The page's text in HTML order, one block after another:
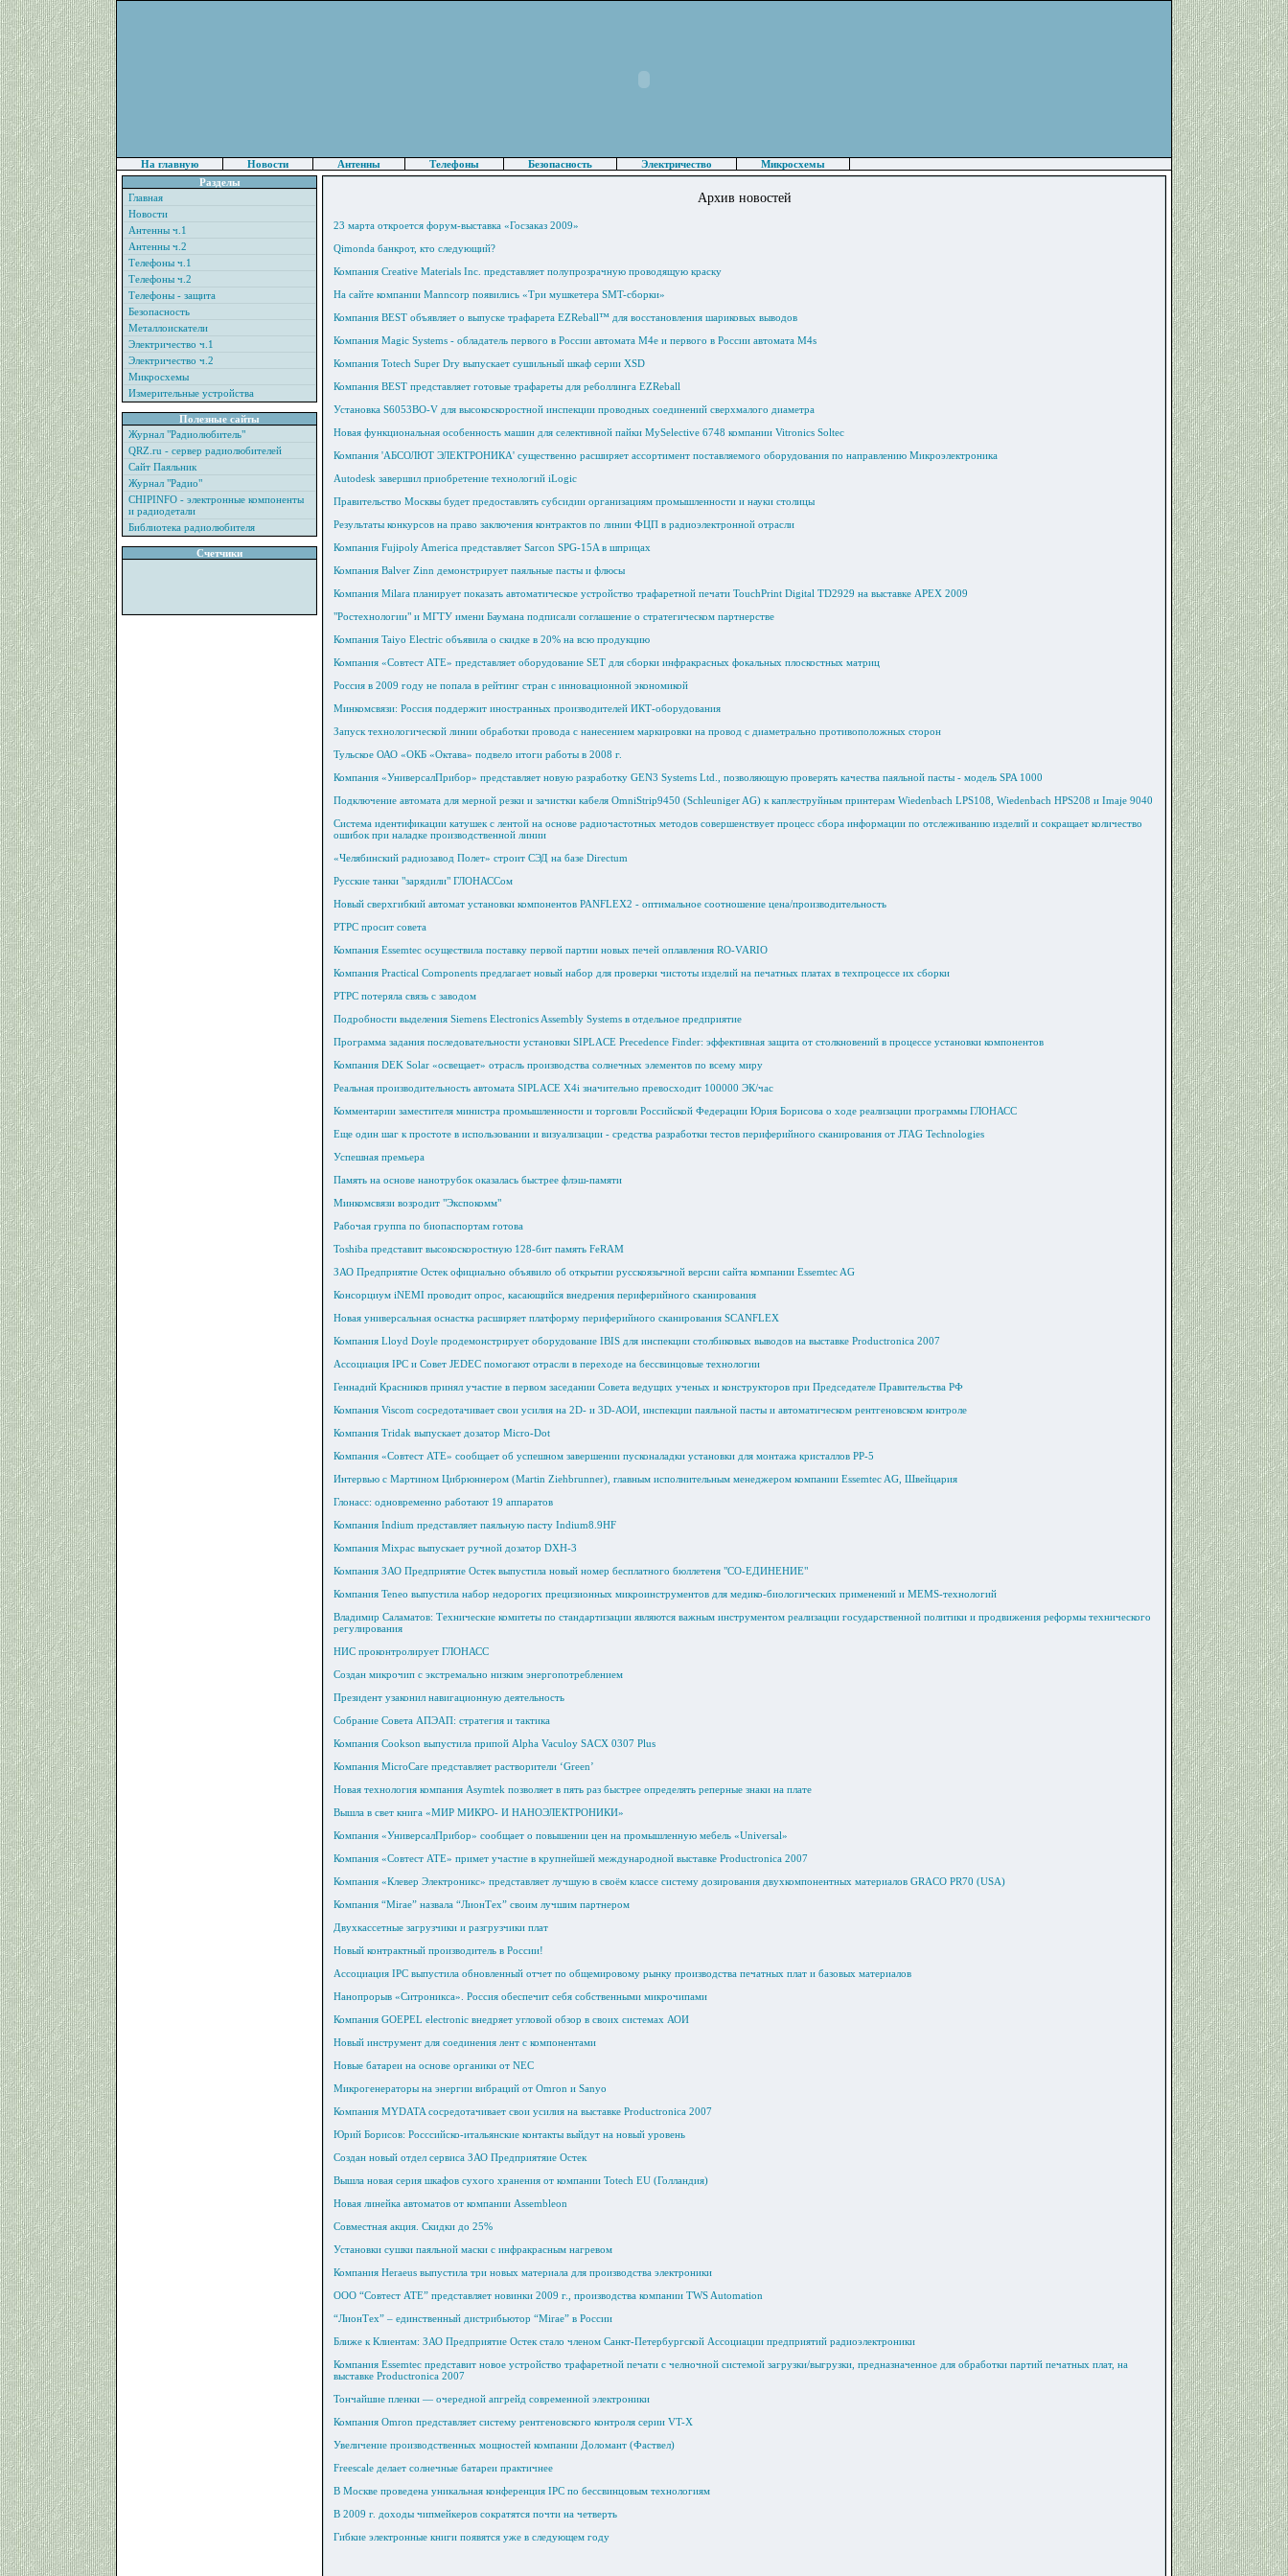
На главную Новости Антенны Телефоны Безопасность Электричество
Микросхемы
Разделы
Главная
Новости
Антенны ч.1
Антенны ч.2
Телефоны ч.1
Телефоны ч.2
Телефоны - защита
Безопасность
Металлоискатели
Электричество ч.1
Электричество ч.2
Микросхемы
Измерительные устройства
Полезные сайты
Журнал "Радиолюбитель"
QRZ.ru - сервер радиолюбителей
Сайт Паяльник
Журнал "Радио"
CHIPINFO - электронные компоненты
и радиодетали
Библиотека радиолюбителя
Счетчики
Архив новостей
23 марта откроется форум-выставка «Госзаказ 2009»
Qimonda банкрот, кто следующий?
Компания Creative Materials Inc. представляет полупрозрачную проводящую краску
На сайте компании Manncorp появились «Три мушкетера SMT-сборки»
Компания BEST объявляет о выпуске трафарета EZReball™ для восстановления шариковых выводов
Компания Magic Systems - обладатель первого в России автомата M4e и первого в России автомата M4s
Компания Totech Super Dry выпускает сушильный шкаф серии XSD
Компания BEST представляет готовые трафареты для реболлинга EZReball
Установка S6053BO-V для высокоскоростной инспекции проводных соединений сверхмалого диаметра
Новая функциональная особенность машин для селективной пайки MySelective 6748 компании Vitronics Soltec
Компания 'АБСОЛЮТ ЭЛЕКТРОНИКА' существенно расширяет ассортимент поставляемого оборудования по направлению Микроэлектроника
Autodesk завершил приобретение технологий iLogic
Правительство Москвы будет предоставлять субсидии организациям промышленности и науки столицы
Результаты конкурсов на право заключения контрактов по линии ФЦП в радиоэлектронной отрасли
Компания Fujipoly America представляет Sarcon SPG-15A в шприцах
Компания Balver Zinn демонстрирует паяльные пасты и флюсы
Компания Milara планирует показать автоматическое устройство трафаретной печати TouchPrint Digital TD2929 на выставке APEX 2009
"Ростехнологии" и МГТУ имени Баумана подписали соглашение о стратегическом партнерстве
Компания Taiyo Electric объявила о скидке в 20% на всю продукцию
Компания «Совтест АТЕ» представляет оборудование SET для сборки инфракрасных фокальных плоскостных матриц
Россия в 2009 году не попала в рейтинг стран с инновационной экономикой
Минкомсвязи: Россия поддержит иностранных производителей ИКТ-оборудования
Запуск технологической линии обработки провода с нанесением маркировки на провод с диаметрально противоположных сторон
Тульское ОАО «ОКБ «Октава» подвело итоги работы в 2008 г.
Компания «УниверсалПрибор» представляет новую разработку GEN3 Systems Ltd., позволяющую проверять качества паяльной пасты - модель SPA 1000
Подключение автомата для мерной резки и зачистки кабеля OmniStrip9450 (Schleuniger AG) к каплеструйным принтерам Wiedenbach LPS108, Wiedenbach HPS208 и Imaje 9040
Система идентификации катушек с лентой на основе радиочастотных методов совершенствует процесс сбора информации по отслеживанию изделий и сокращает количество
ошибок при наладке производственной линии
«Челябинский радиозавод Полет» строит СЭД на базе Directum
Русские танки "зарядили" ГЛОНАССом
Новый сверхгибкий автомат установки компонентов PANFLEX2 - оптимальное соотношение цена/производительность
РТРС просит совета
Компания Essemtec осуществила поставку первой партии новых печей оплавления RO-VARIO
Компания Practical Components предлагает новый набор для проверки чистоты изделий на печатных платах в техпроцессе их сборки
РТРС потеряла связь с заводом
Подробности выделения Siemens Electronics Assembly Systems в отдельное предприятие
Программа задания последовательности установки SIPLACE Precedence Finder: эффективная защита от столкновений в процессе установки компонентов
Компания DEK Solar «освещает» отрасль производства солнечных элементов по всему миру
Реальная производительность автомата SIPLACE X4i значительно превосходит 100000 ЭК/час
Комментарии заместителя министра промышленности и торговли Российской Федерации Юрия Борисова о ходе реализации программы ГЛОНАСС
Еще один шаг к простоте в использовании и визуализации - средства разработки тестов периферийного сканирования от JTAG Technologies
Успешная премьера
Память на основе нанотрубок оказалась быстрее флэш-памяти
Минкомсвязи возродит "Экспокомм"
Рабочая группа по биопаспортам готова
Toshiba представит высокоскоростную 128-бит память FeRAM
ЗАО Предприятие Остек официально объявило об открытии русскоязычной версии сайта компании Essemtec AG
Консорциум iNEMI проводит опрос, касающийся внедрения периферийного сканирования
Новая универсальная оснастка расширяет платформу периферийного сканирования SCANFLEX
Компания Lloyd Doyle продемонстрирует оборудование IBIS для инспекции столбиковых выводов на выставке Productronica 2007
Ассоциация IPC и Совет JEDEC помогают отрасли в переходе на бессвинцовые технологии
Геннадий Красников принял участие в первом заседании Совета ведущих ученых и конструкторов при Председателе Правительства РФ
Компания Viscom сосредотачивает свои усилия на 2D- и 3D-АОИ, инспекции паяльной пасты и автоматическом рентгеновском контроле
Компания Tridak выпускает дозатор Micro-Dot
Компания «Совтест АТЕ» сообщает об успешном завершении пусконаладки установки для монтажа кристаллов РР-5
Интервью с Мартином Цибрюннером (Martin Ziehbrunner), главным исполнительным менеджером компании Essemtec AG, Швейцария
Глонасс: одновременно работают 19 аппаратов
Компания Indium представляет паяльную пасту Indium8.9HF
Компания Mixpac выпускает ручной дозатор DXH-3
Компания ЗАО Предприятие Остек выпустила новый номер бесплатного бюллетеня "СО-ЕДИНЕНИЕ"
Компания Teneo выпустила набор недорогих прецизионных микроинструментов для медико-биологических применений и MEMS-технологий
Владимир Саламатов: Технические комитеты по стандартизации являются важным инструментом реализации государственной политики и продвижения реформы технического
регулирования
НИС проконтролирует ГЛОНАСС
Создан микрочип с экстремально низким энергопотреблением
Президент узаконил навигационную деятельность
Собрание Совета АПЭАП: стратегия и тактика
Компания Cookson выпустила припой Alpha Vaculoy SACX 0307 Plus
Компания MicroCare представляет растворители ‘Green’
Новая технология компания Asymtek позволяет в пять раз быстрее определять реперные знаки на плате
Вышла в свет книга «МИР МИКРО- И НАНОЭЛЕКТРОНИКИ»
Компания «УниверсалПрибор» сообщает о повышении цен на промышленную мебель «Universal»
Компания «Совтест АТЕ» примет участие в крупнейшей международной выставке Productronica 2007
Компания «Клевер Электроникс» представляет лучшую в своём классе систему дозирования двухкомпонентных материалов GRACO PR70 (USA)
Компания “Mirae” назвала “ЛионТех” своим лучшим партнером
Двухкассетные загрузчики и разгрузчики плат
Новый контрактный производитель в России!
Ассоциация IPC выпустила обновленный отчет по общемировому рынку производства печатных плат и базовых материалов
Нанопрорыв «Ситроникса». Россия обеспечит себя собственными микрочипами
Компания GOEPEL electronic внедряет угловой обзор в своих системах АОИ
Новый инструмент для соединения лент с компонентами
Новые батареи на основе органики от NEC
Микрогенераторы на энергии вибраций от Omron и Sanyo
Компания MYDATA сосредотачивает свои усилия на выставке Productronica 2007
Юрий Борисов: Росссийско-итальянские контакты выйдут на новый уровень
Создан новый отдел сервиса ЗАО Предприятяие Остек
Вышла новая серия шкафов сухого хранения от компании Totech EU (Голландия)
Новая линейка автоматов от компании Assembleon
Совместная акция. Скидки до 25%
Установки сушки паяльной маски с инфракрасным нагревом
Компания Heraeus выпустила три новых материала для производства электроники
ООО “Совтест АТЕ” представляет новинки 2009 г., производства компании TWS Automation
“ЛионТех” – единственный дистрибьютор “Mirae” в России
Ближе к Клиентам: ЗАО Предприятие Остек стало членом Санкт-Петербургской Ассоциации предприятий радиоэлектроники
Компания Essemtec представит новое устройство трафаретной печати с челночной системой загрузки/выгрузки, предназначенное для обработки партий печатных плат, на
выставке Productronica 2007
Тончайшие пленки — очередной апгрейд современной электроники
Компания Omron представляет систему рентгеновского контроля серии VT-X
Увеличение производственных мощностей компании Доломант (Фаствел)
Freescale делает солнечные батареи практичнее
В Москве проведена уникальная конференция IPC по бессвинцовым технологиям
В 2009 г. доходы чипмейкеров сократятся почти на четверть
Гибкие электронные книги появятся уже в следующем году